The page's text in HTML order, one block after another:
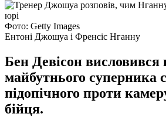
Фото: Getty Images
Ентоні Джошуа і Френсіс Нганну
Бен Девісон висловився
майбутнього суперника
підопічного проти
бійця.